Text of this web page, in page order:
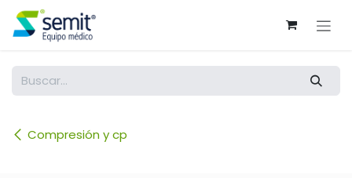
Ir al contenido
Compresión y cp